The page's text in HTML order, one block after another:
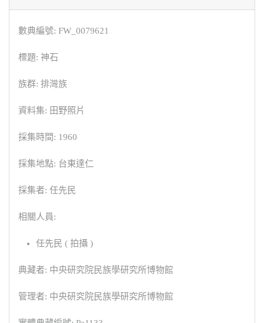
數典編號: FW_0079621
標題: 神石
族群: 排灣族
資料集: 田野照片
採集時間: 1960
採集地點: 台東達仁
採集者: 任先民
相關人員:
任先民 ( 拍攝 )
典藏者: 中央研究院民族學研究所博物館
管理者: 中央研究院民族學研究所博物館